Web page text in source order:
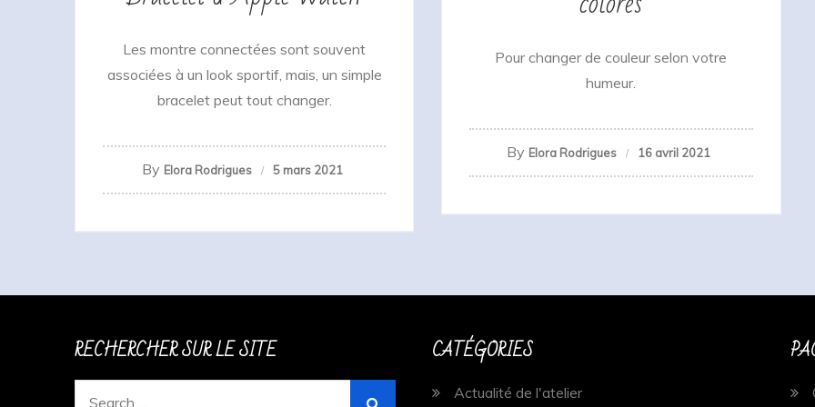
Pour changer de couleur selon votre
humeur.
By Elora Rodrigues 16 avril 2021
Les montre connectées sont souvent
associées à un look sportif, mais, un simple
bracelet peut tout changer.
By Elora Rodrigues 5 mars 2021
RECHERCHER SUR LE SITE CATÉGORIES
Actualité de l'atelier